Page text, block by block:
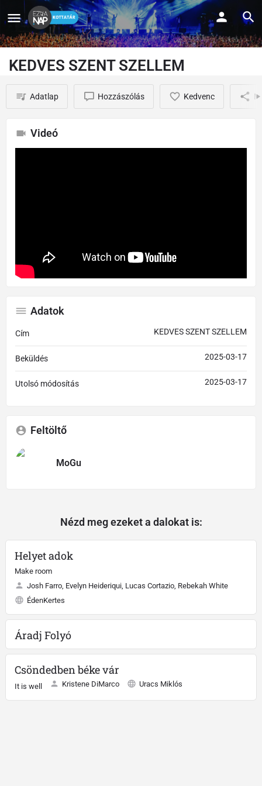
KEDVES SZENT SZELLEM
Adatlap Hozzászólás Kedvenc
Videó
Adatok
Cím KEDVES SZENT SZELLEM
Beküldés 2025-03-17
Utolsó módosítás 2025-03-17
Feltöltő
MoGu
Nézd meg ezeket a dalokat is:
Helyet adok
Make room
Josh Farro, Evelyn Heideriqui, Lucas Cortazio, Rebekah White
ÉdenKertes
Áradj Folyó
Csöndedben béke vár
It is well Kristene DiMarco Uracs Miklós